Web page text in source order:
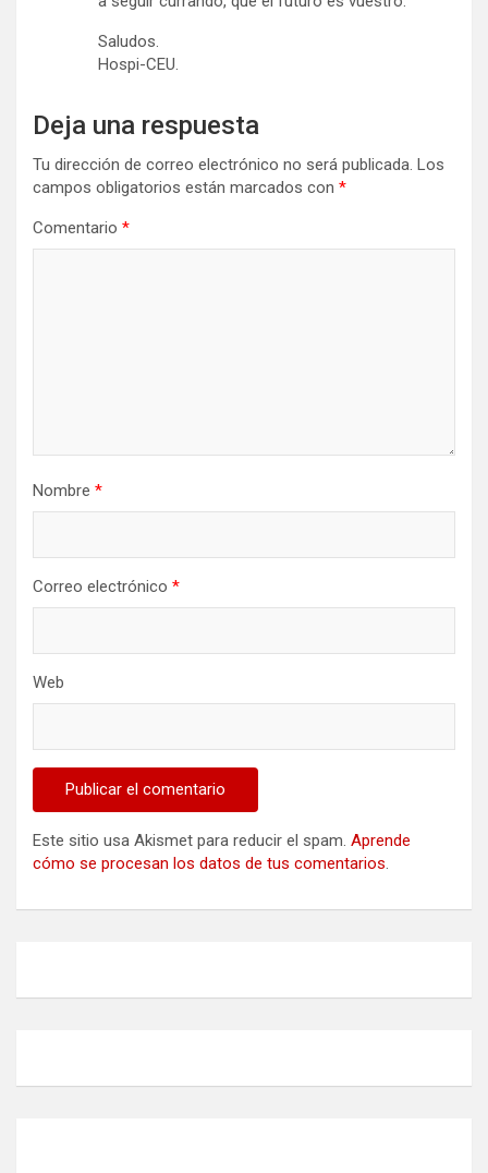
Saludos.
Hospi-CEU.
Deja una respuesta
Tu dirección de correo electrónico no será publicada. Los
campos obligatorios están marcados con *
Comentario *
Nombre *
Correo electrónico *
Web
Este sitio usa Akismet para reducir el spam. Aprende
cómo se procesan los datos de tus comentarios.